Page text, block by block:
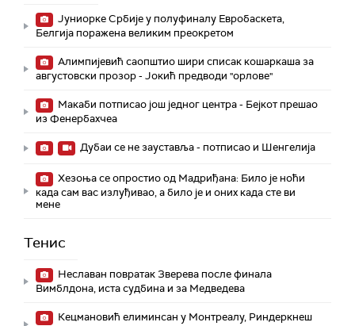
Јуниорке Србије у полуфиналу Евробаскета,
Белгија поражена великим преокретом
Алимпијевић саопштио шири списак кошаркаша за
августовски прозор - Јокић предводи "орлове"
Макаби потписао још једног центра - Бејкот прешао
из Фенербахчеа
Дубаи се не зауставља - потписао и Шенгелија
Хезоња се опростио од Мадриђана: Било је ноћи
када сам вас излуђивао, а било је и оних када сте ви
мене
Тенис
Неславан повратак Зверева после финала
Вимблдона, иста судбина и за Медведева
Кецмановић елиминсан у Монтреалу, Риндеркнеш